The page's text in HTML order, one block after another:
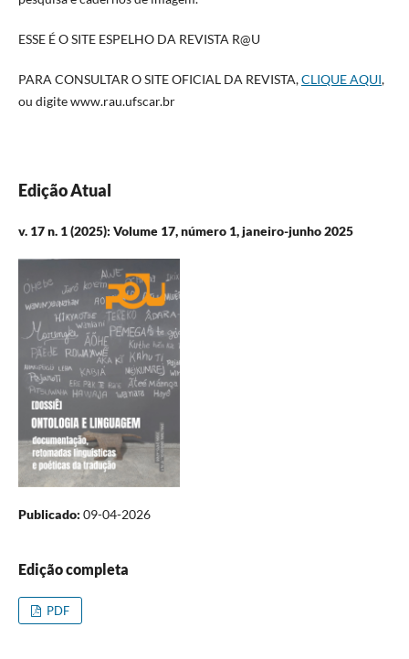
ESSE É O SITE ESPELHO DA REVISTA R@U
PARA CONSULTAR O SITE OFICIAL DA REVISTA,CLIQUE AQUI,
ou digite www.rau.ufscar.br
Edição Atual
v. 17 n. 1 (2025): Volume 17, número 1, janeiro-junho 2025
Publicado: 09-04-2026
Edição completa
PDF